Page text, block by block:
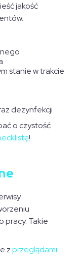
jakość
stanie w trakcie
dezynfekcji
o czystość
!
pracy. Takie
zprzeglądami